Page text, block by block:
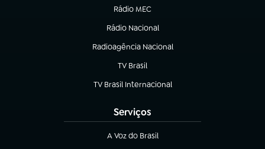
Rádio MEC
Rádio Nacional
(abre em nova aba)
Radioagência Nacional
(abre em nova aba)
TV Brasil
(abre em nova aba)
TV Brasil Internacional
(abre em nova aba)
Serviços
A Voz do Brasil
(abre em nova aba)